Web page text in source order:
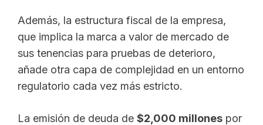
Además, la estructura fiscal de la empresa,
que implica la marca a valor de mercado de
sus tenencias para pruebas de deterioro,
añade otra capa de complejidad en un entorno
regulatorio cada vez más estricto.
La emisión de deuda de $2,000 millones por